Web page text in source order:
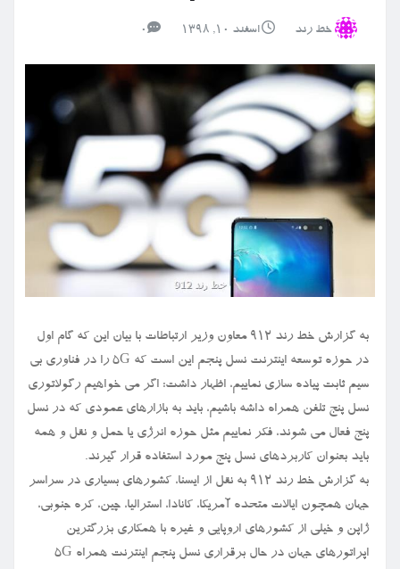
خط رند اسفند ۱۰, ۱۳۹۸ 0
به گزارش خط رند ۹۱۲ معاون وزیر ارتباطات با بیان این که گام اول
در حوزه توسعه اینترنت نسل پنجم این است که 5G را در فناوری بی
سیم ثابت پیاده سازی نماییم، اظهار داشت: اگر می خواهیم رگولاتوری
نسل پنج تلفن همراه داشه باشیم، باید به بازارهای عمودی که در نسل
پنج فعال می شوند، فکر نماییم مثل حوزه انرژی یا حمل و نقل و همه
باید بعنوان کاربردهای نسل پنج مورد استفاده قرار گیرند.
به گزارش خط رند ۹۱۲ به نقل از ایسنا، کشورهای بسیاری در سراسر
جهان همچون ایالات متحده آمریکا، کانادا، استرالیا، چین، کره جنوبی،
ژاپن و خیلی از کشورهای اروپایی و غیره با همکاری بزرگترین
اپراتورهای جهان در حال برقراری نسل پنجم اینترنت همراه ۵G